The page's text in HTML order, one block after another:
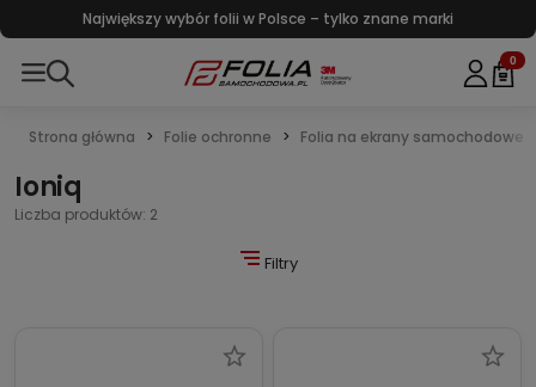
Największy wybór folii w Polsce – tylko znane marki
0
Strona główna Folie ochronne Folia na ekrany samochodowe
Ioniq
Liczba produktów: 2
Filtry